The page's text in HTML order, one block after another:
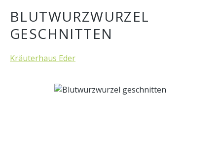
BLUTWURZWURZEL
GESCHNITTEN
Kräuterhaus Eder
Bildergalerie überspringen